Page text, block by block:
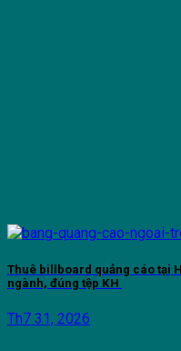
Thuê billboard quảng cáo tại
ngành, đúng tệp KH
Th7 31, 2026